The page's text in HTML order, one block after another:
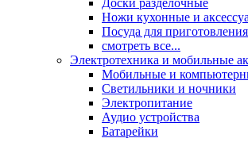
Доски разделочные
Ножи кухонные и
Посуда для приготовления
смотреть все...
Электротехника и мобильные
Мобильные и
Светильники и ночники
Электропитание
Аудио устройства
Батарейки